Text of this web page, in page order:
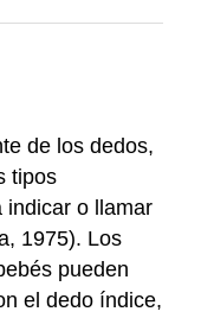
de los dedos,
tipos
indicar o llamar
1975). Los
pueden
el dedo índice,